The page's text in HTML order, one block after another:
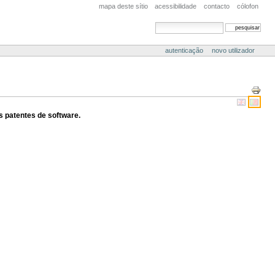
mapa deste sítio acessibilidade contacto cólofon
pesquisar
autenticação
novo utilizador
Acções
do
patentes de software.